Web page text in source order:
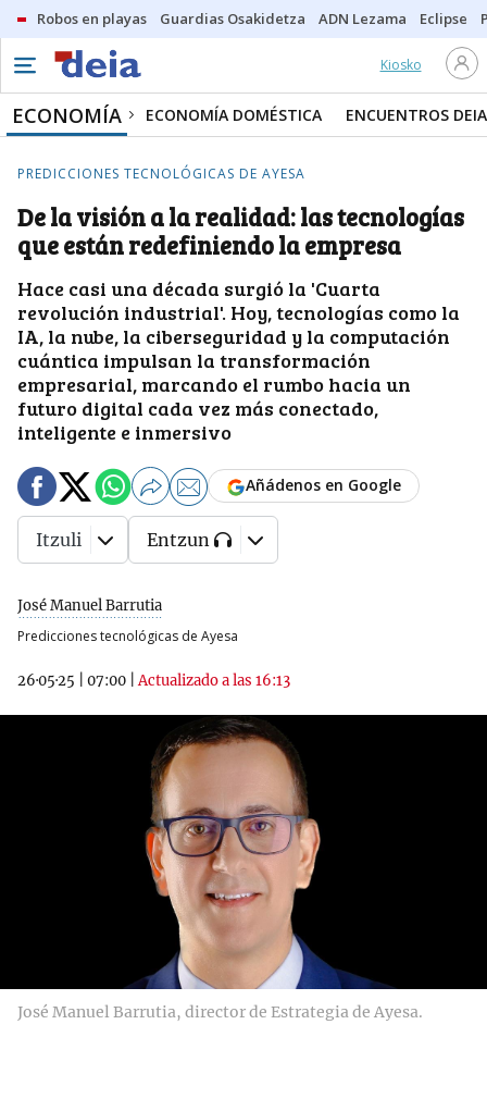
Robos en playas Guardias Osakidetza ADN Lezama Eclipse
Kiosko
ECONOMÍA ECONOMÍA DOMÉSTICA ENCUENTROS DEIA
PREDICCIONES TECNOLÓGICAS DE AYESA
De la visión a la realidad: las tecnologías
que están redefiniendo la empresa
Hace casi una década surgió la 'Cuarta
revolución industrial'. Hoy, tecnologías como la
IA, la nube, la ciberseguridad y la computación
cuántica impulsan la transformación
empresarial, marcando el rumbo hacia un
futuro digital cada vez más conectado,
inteligente e inmersivo
José Manuel Barrutia
Predicciones tecnológicas de Ayesa
26·05·25 07:00 |Actualizado a las 16:13
Añádenos en Google
Itzuli Entzun
José Manuel Barrutia, director de Estrategia de Ayesa.